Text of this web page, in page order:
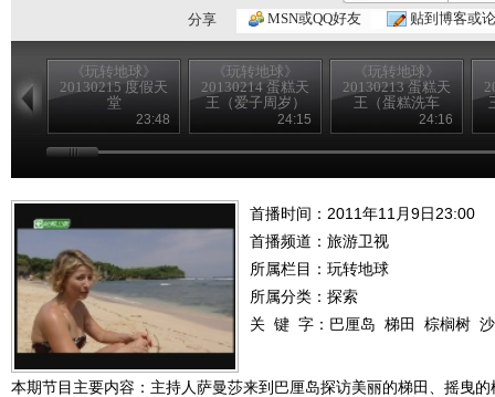
分享
MSN或QQ好友 贴到博客或
《玩转地球》
20130215 度假天
堂
23:48
《玩转地球》
20130214 蛋糕天
王（爱子周岁）
24:15
《玩转地球》
20130213 蛋糕天
王（蛋糕洗车
24:16
首播时间：2011年11月9日23:00
首播频道： 旅游卫视
所属栏目： 玩转地球
所属分类：探索
关 键 字： 巴厘岛 梯田 棕榈树
本期节目主要内容：主持人萨曼莎来到巴厘岛探访美丽的梯田、摇曳